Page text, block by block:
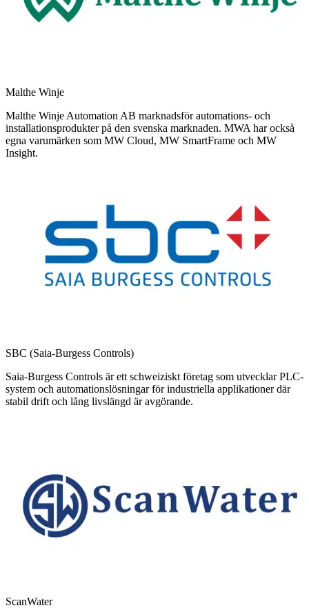
Malthe Winje
Malthe Winje Automation AB marknadsför automations- och
installationsprodukter på den svenska marknaden. MWA har också
egna varumärken som MW Cloud, MW SmartFrame och MW
Insight.
SBC (Saia-Burgess Controls)
Saia-Burgess Controls är ett schweiziskt företag som utvecklar PLC-
system och automationslösningar för industriella applikationer där
stabil drift och lång livslängd är avgörande.
ScanWater